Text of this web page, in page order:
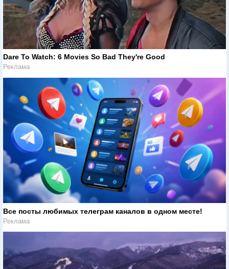
Dare To Watch: 6 Movies So Bad They're Good
Реклама
Все посты любимых телеграм каналов в одном месте!
Реклама